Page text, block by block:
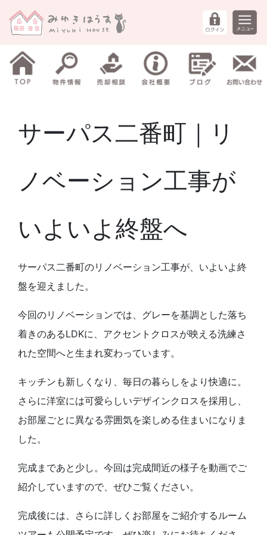
サーパス二番町｜リ
ノベーション工事が
いよいよ終盤へ
サーパス二番町のリノベーション工事が、いよいよ終
盤を迎えました。
今回のリノベーションでは、グレーを基調とした落ち
着きのあるLDKに、アクセントクロスが映える洗練さ
れた空間へと生まれ変わっています。
キッチンも新しくなり、毎日の暮らしをより快適に。
さらに洋室には可愛らしいデザインクロスを採用し、
お部屋ごとに異なる雰囲気を楽しめる住まいになりま
した。
完成まであと少し。今回は完成間近の様子を動画でご
紹介していますので、ぜひご覧ください。
完成後には、さらに詳しくお部屋をご紹介するルーム